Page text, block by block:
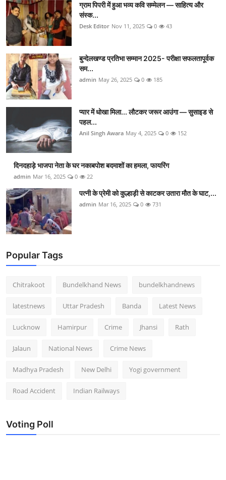
ग्राम पिपरी में हुआ भव्य कवि सम्मेलन — साहित्य और
संस्क...
Desk Editor Nov 11, 2025 0 43
बुन्देलखण्ड प्रतिभा सम्मान 2025- परीक्षा सफलतापूर्वक
सम...
admin May 26, 2025 0 185
प्यार में धोखा मिला... लौटकर जरूर आउंगा — सुसाइड से
पहल...
Anil Singh Awara May 4, 2025 0 152
दिनदहाड़े भाजपा नेता के घर नकाबपोश बदमाशों का हमला, फायरिंग
admin Mar 16, 2025 0 22
पत्नी के प्रेमी को कुल्हाड़ी से काटकर उतारा मौत के घाट,...
admin Mar 16, 2025 0 731
Popular Tags
Chitrakoot Bundelkhand News bundelkhandnews
latestnews Uttar Pradesh Banda Latest News
Lucknow Hamirpur Crime Jhansi Rath
Jalaun National News Crime News
Madhya Pradesh New Delhi Yogi government
Road Accident Indian Railways
Voting Poll